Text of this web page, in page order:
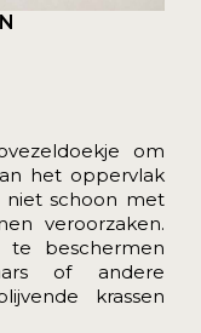
om
het oppervlak
niet schoon met
veroorzaken.
te beschermen
of andere
krassen